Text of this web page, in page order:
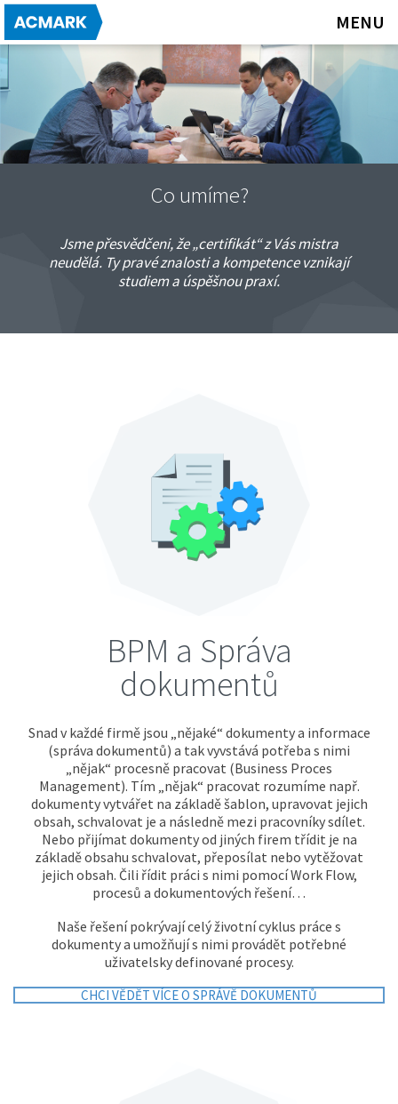
MENU
CO UMÍME?
CRM systémy
Poradenství a služby
PRODUKTY
Partnerství
Naše hodnoty
Nabídka zaměstnání
REFERENCE
KONTAKTY
Co umíme?
Jsme přesvědčeni, že „certifikát“ z Vás mistra
neudělá. Ty pravé znalosti a kompetence vznikají
studiem a úspěšnou praxí.
BPM a Správa
dokumentů
Snad v každé firmě jsou „nějaké“ dokumenty a informace
(správa dokumentů) a tak vyvstává potřeba s nimi
„nějak“ procesně pracovat (Business Proces
Management). Tím „nějak“ pracovat rozumíme např.
dokumenty vytvářet na základě šablon, upravovat jejich
obsah, schvalovat je a následně mezi pracovníky sdílet.
Nebo přijímat dokumenty od jiných firem třídit je na
základě obsahu schvalovat, přeposílat nebo vytěžovat
jejich obsah. Čili řídit práci s nimi pomocí Work Flow,
procesů a dokumentových řešení…
Naše řešení pokrývají celý životní cyklus práce s
dokumenty a umožňují s nimi provádět potřebné
uživatelsky definované procesy.
CHCI VĚDĚT VÍCE O SPRÁVĚ DOKUMENTŮ